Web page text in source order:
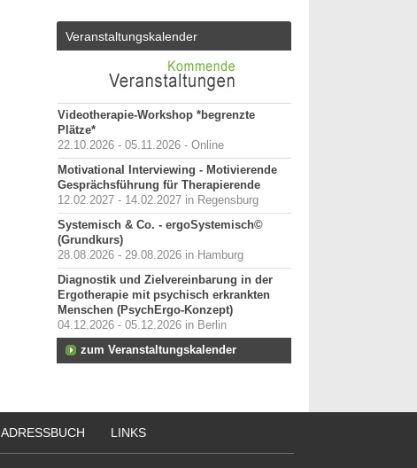
Veranstaltungskalender
Videotherapie-Workshop *begrenzte
Plätze*
22.10.2026 - 05.11.2026 - Online
Motivational Interviewing - Motivierende
Gesprächsführung für Therapierende
12.02.2027 - 14.02.2027 in Regensburg
Systemisch & Co. - ergoSystemisch©
(Grundkurs)
28.08.2026 - 29.08.2026 in Hamburg
Diagnostik und Zielvereinbarung in der
Ergotherapie mit psychisch erkrankten
Menschen (PsychErgo-Konzept)
04.12.2026 - 05.12.2026 in Berlin
zum Veranstaltungskalender
ADRESSBUCH LINKS